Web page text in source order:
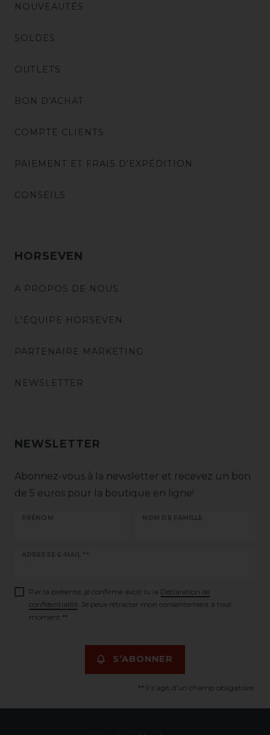
NOUVEAUTÉS
SOLDES
OUTLETS
BON D'ACHAT
COMPTE CLIENTS
PAIEMENT ET FRAIS D'EXPÉDITION
CONSEILS
HORSEVEN
A PROPOS DE NOUS
L'ÉQUIPE HORSEVEN
PARTENAIRE MARKETING
NEWSLETTER
NEWSLETTER
Abonnez-vous à la newsletter et recevez un bon
de 5 euros pour la boutique en ligne!
PRÉNOM NOM DE FAMILLE
ADRESSE E-MAIL **
Ceres::Template.newsletterHoneypotLabel
Par la présente, je confirme avoir lu la Déclaration de
confidentialité . Je peux rétracter mon consentement à tout
moment.**
S’ABONNER
** Il s’agit d’un champ obligatoire.